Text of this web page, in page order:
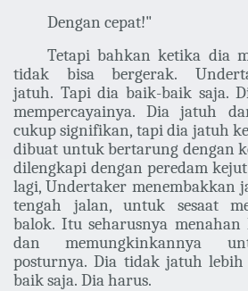
Dengan cepat!"
Tetapi bahkan ketika dia
tidak bisa bergerak.
jatuh. Tapi dia baik-baik saja.
mempercayainya. Dia jatuh
cukup signifikan, tapi dia jatuh
dibuat untuk bertarung dengan
dilengkapi dengan peredam
lagi, Undertaker menembakkan
tengah jalan, untuk sesaat
balok. Itu seharusnya menahan
dan memungkinkannya
posturnya. Dia tidak jatuh
baik saja. Dia harus.